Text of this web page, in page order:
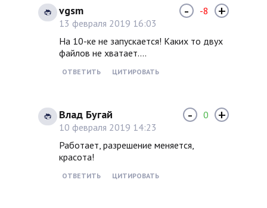
vgsm
13 февраля 2019 16:03
На 10-ке не запускается! Каких то двух
файлов не хватает....
ОТВЕТИТЬ ЦИТИРОВАТЬ
- -8 +
Влад Бугай
10 февраля 2019 14:23
Работает, разрешение меняется,
красота!
ОТВЕТИТЬ ЦИТИРОВАТЬ
- 0 +